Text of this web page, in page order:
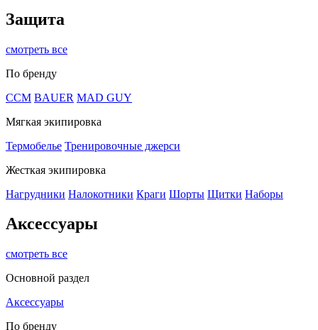
Защита
смотреть все
По бренду
CCM BAUER MAD GUY
Мягкая экипировка
Термобелье Тренировочные джерси
Жесткая экипировка
Нагрудники Налокотники Краги Шорты Щитки Наборы
Аксессуары
смотреть все
Основной раздел
Аксессуары
По бренду